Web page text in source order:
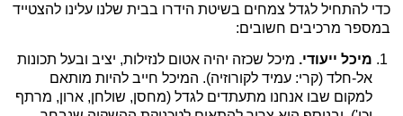
כדי להתחיל לגדל צמחים בשיטת הידרו בבית שלנו עלינו להצטייד
במספר מרכיבים חשובים:
מיכל ייעודי. מיכל שכזה יהיה אטום לנזילות, יציב ובעל תכונות
אל-חלד (קרי: עמיד לקורוזיה). המיכל חייב להיות מותאם
למקום שבו אנחנו מתעתדים לגדל (מחסן, שולחן, ארון, מרתף